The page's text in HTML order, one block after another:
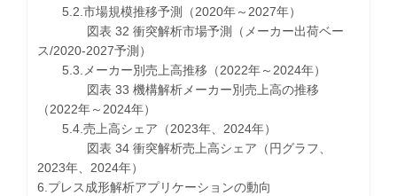
5.2.市場規模推移予測（2020年～2027年）
図表 32 衝突解析市場予測（メーカー出荷ベー
ス/2020-2027予測）
5.3.メーカー別売上高推移（2022年～2024年）
図表 33 機構解析メーカー別売上高の推移
（2022年～2024年）
5.4.売上高シェア（2023年、2024年）
図表 34 衝突解析売上高シェア（円グラフ、
2023年、2024年）
6.プレス成形解析アプリケーションの動向